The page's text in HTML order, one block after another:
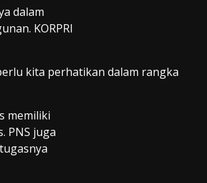
dalam
KORPRI
kita perhatikan dalam rangka
memiliki
PNS juga